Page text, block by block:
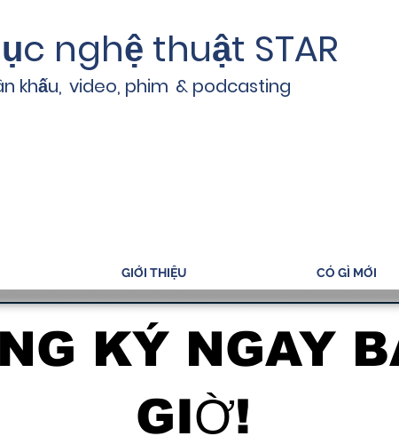
nghệ thuật STAR
khấu, video, phim & podcasting
GIỚI THIỆU CÓ GÌ MỚI
KÝ NGAY
GIỜ!